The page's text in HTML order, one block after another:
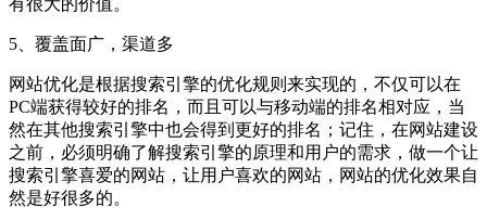
5、覆盖面广，渠道多
网站优化是根据搜索引擎的优化规则来实现的，不仅可以在
PC端获得较好的排名，而且可以与移动端的排名相对应，当
然在其他搜索引擎中也会得到更好的排名；记住，在网站建设
之前，必须明确了解搜索引擎的原理和用户的需求，做一个让
搜索引擎喜爱的网站，让用户喜欢的网站，网站的优化效果自
然是好很多的。